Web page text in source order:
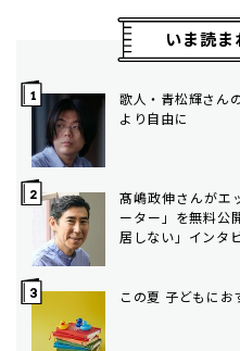
いま読
歌人・青松輝さん
より自由に
髙嶋政伸さんがエ
ーター」を無料
居しない」インタ
この夏 子どもにお